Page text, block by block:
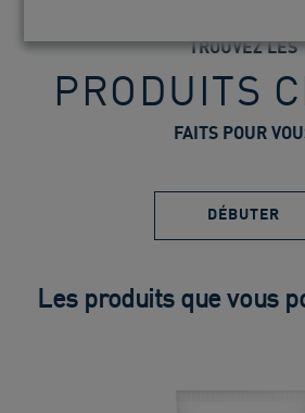
TROUVEZ LES
PRODUITS
FAITS POUR
DÉBUTER
Les produits que vous